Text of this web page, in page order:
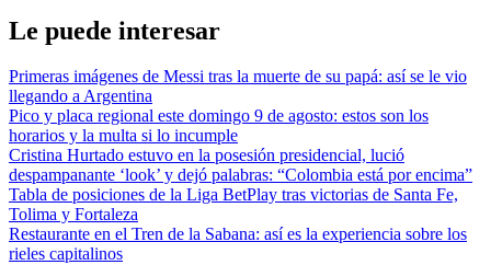
Le puede interesar
Primeras imágenes de Messi tras la muerte de su papá: así se le vio
llegando a Argentina
Pico y placa regional este domingo 9 de agosto: estos son los
horarios y la multa si lo incumple
Cristina Hurtado estuvo en la posesión presidencial, lució
despampanante ‘look’ y dejó palabras: “Colombia está por encima”
Tabla de posiciones de la Liga BetPlay tras victorias de Santa Fe,
Tolima y Fortaleza
Restaurante en el Tren de la Sabana: así es la experiencia sobre los
rieles capitalinos